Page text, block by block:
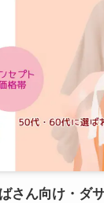
さん向け・ダ